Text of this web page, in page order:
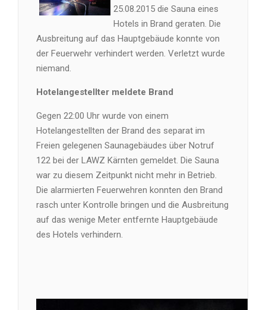
25.08.2015 die Sauna eines
Hotels in Brand geraten. Die
Ausbreitung auf das Hauptgebäude konnte von
der Feuerwehr verhindert werden. Verletzt wurde
niemand.
Hotelangestellter meldete Brand
Gegen 22:00 Uhr wurde von einem
Hotelangestellten der Brand des separat im
Freien gelegenen Saunagebäudes über Notruf
122 bei der LAWZ Kärnten gemeldet. Die Sauna
war zu diesem Zeitpunkt nicht mehr in Betrieb.
Die alarmierten Feuerwehren konnten den Brand
rasch unter Kontrolle bringen und die Ausbreitung
auf das wenige Meter entfernte Hauptgebäude
des Hotels verhindern.